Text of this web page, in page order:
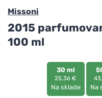
Missoni
2015
100 ml
30 ml
25,36 €
Na sklade Na